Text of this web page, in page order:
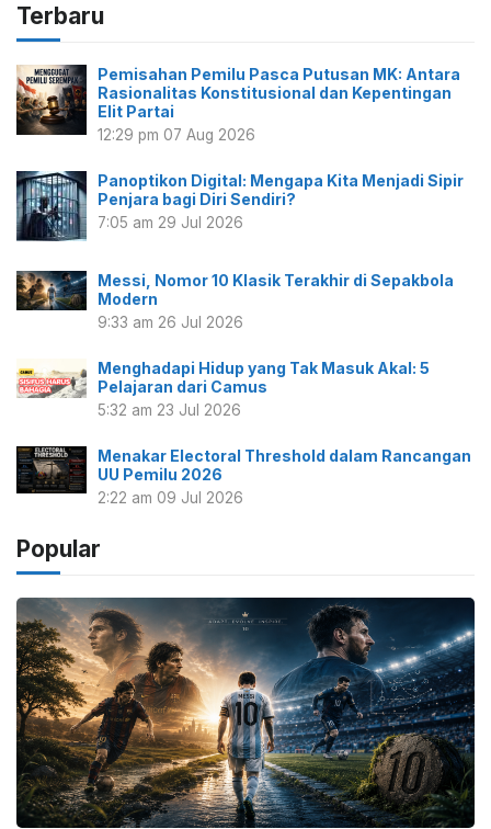
Terbaru
Pemisahan Pemilu Pasca Putusan MK: Antara
Rasionalitas Konstitusional dan Kepentingan
Elit Partai
12:29 pm 07 Aug 2026
Panoptikon Digital: Mengapa Kita Menjadi Sipir
Penjara bagi Diri Sendiri?
7:05 am 29 Jul 2026
Messi, Nomor 10 Klasik Terakhir di Sepakbola
Modern
9:33 am 26 Jul 2026
Menghadapi Hidup yang Tak Masuk Akal: 5
Pelajaran dari Camus
5:32 am 23 Jul 2026
Menakar Electoral Threshold dalam Rancangan
UU Pemilu 2026
2:22 am 09 Jul 2026
Popular